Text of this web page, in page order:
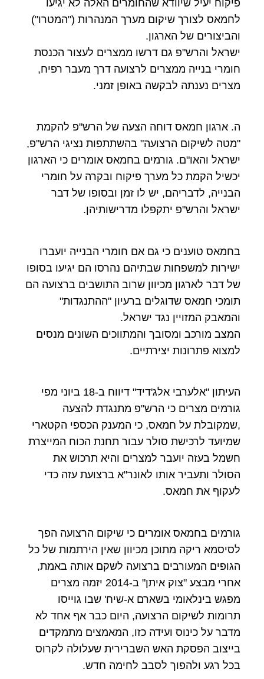
פיקוח יעיל שיוודא שהחומרים האלה לא יגיעו
לחמאס לצורך שיקום מערך המנהרות ("המטרו")
והביצורים של הארגון.
ישראל והרש"פ גם דרשו ממצרים לעצור הכנסת
חומרי בנייה ממצרים לרצועה דרך מעבר רפיח,
מצרים נענתה לבקשה באופן זמני.
ה. ארגון חמאס דוחה הצעה של הרש"פ להקמת
"מטה לשיקום הרצועה" בהשתתפות נציגי הרש"פ,
ישראל והאו"ם. גורמים בחמאס אומרים כי הארגון
יכשיל הקמת כל מערך פיקוח ובקרה על חומרי
הבנייה, לדבריהם, יש לו זמן ובסופו של דבר
ישראל והרש"פ יתקפלו מדרישותיהן.
בחמאס טוענים כי גם אם חומרי הבנייה יועברו
ישירות למשפחות שבתיהם נהרסו הם יגיעו בסופו
של דבר לארגון מכיוון שרוב התושבים ברצועה הם
תומכי חמאס שדוגלים ברעיון "ההתנגדות"
והמאבק המזויין נגד ישראל.
המצב מורכב ומסובך והמתווכים השונים מנסים
למצוא פתרונות יצירתיים.
העיתון "אלערבי אלג'דיד" דיווח ב-18 ביוני מפי
גורמים מצרים כי הרש"פ מתנגדת להצעה
,שמקובלת על חמאס, כי המענק הכספי הקטארי
שמיועד לרכישת סולר עבור תחנת הכוח המייצרת
חשמל בעזה יועבר למצרים והיא תרכוש את
הסולר ותעביר אותו לאונר"א ברצועת עזה כדי
לעקוף את חמאס.
גורמים בחמאס אומרים כי שיקום הרצועה הפך
לסיסמא ריקה מתוכן מכיוון שאין הירתמות של כל
הגופים המעורבים ברצועה לשקם אותה באמת,
אחרי מבצע "צוק איתן" ב-2014 יזמה מצרים
מפגש בינלאומי בשארם א-שיח' שבו גוייסו
תרומות לשיקום הרצועה, היום כבר אף אחד לא
מדבר על כינוס ועידה כזו, המאמצים מתמקדים
בייצוב הפסקת האש השברירית שעלולה לקרוס
בכל רגע ולהפוך לסבב לחימה חדש.